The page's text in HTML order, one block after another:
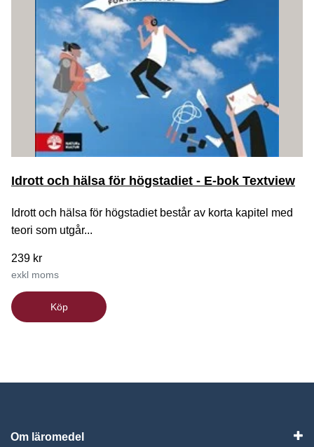
Idrott och hälsa för högstadiet - E-bok Textview
Idrott och hälsa för högstadiet består av korta kapitel med
teori som utgår...
239 kr
exkl moms
Köp
Om läromedel